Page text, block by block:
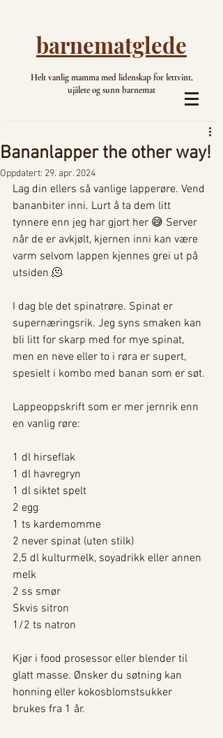
barnematglede
Helt vanlig mamma med lidenskap for lettvint,
ujålete og sunn barnemat
Bananlapper the other way!
Oppdatert: 29. apr. 2024
Lag din ellers så vanlige lapperøre. Vend
bananbiter inni. Lurt å ta dem litt
tynnere enn jeg har gjort her 😅 Server
når de er avkjølt, kjernen inni kan være
varm selvom lappen kjennes grei ut på
utsiden 🫠
I dag ble det spinatrøre. Spinat er
supernæringsrik. Jeg syns smaken kan
bli litt for skarp med for mye spinat,
men en neve eller to i røra er supert,
spesielt i kombo med banan som er søt.
Lappeoppskrift som er mer jernrik enn
en vanlig røre:
1 dl hirseflak
1 dl havregryn
1 dl siktet spelt
2 egg
1 ts kardemomme
2 never spinat (uten stilk)
2,5 dl kulturmelk, soyadrikk eller annen
melk
2 ss smør
Skvis sitron
1/2 ts natron
Kjør i food prosessor eller blender til
glatt masse. Ønsker du søtning kan
honning eller kokosblomstsukker
brukes fra 1 år.